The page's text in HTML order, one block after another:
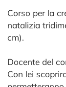
Corso per la
natalizia
cm).
Docente del
Con lei